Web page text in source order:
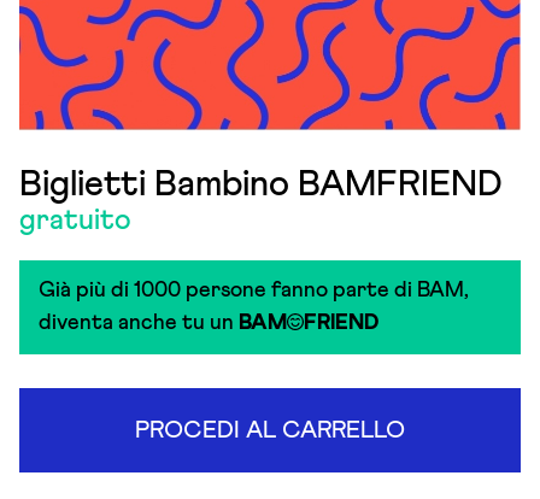
Biglietti Bambino BAMFRIEND
gratuito
Già più di 1000 persone fanno parte di BAM,
diventa anche tu un BAM FRIEND
PROCEDI AL CARRELLO